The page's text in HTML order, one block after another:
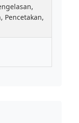
Pencetakan,